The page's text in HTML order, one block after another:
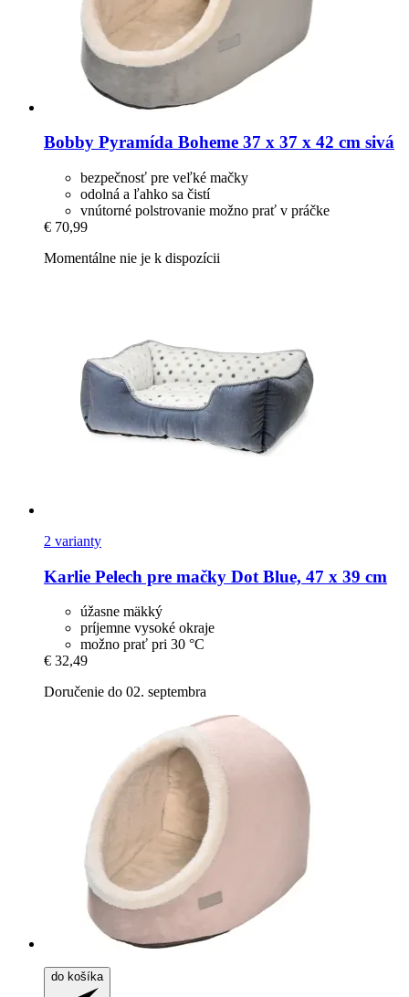
Bobby Pyramída Boheme 37 x 37 x 42 cm sivá
bezpečnosť pre veľké mačky
odolná a ľahko sa čistí
vnútorné polstrovanie možno prať v práčke
€ 70,99
Momentálne nie je k dispozícii
2 varianty
Karlie Pelech pre mačky Dot Blue, 47 x 39 cm
úžasne mäkký
príjemne vysoké okraje
možno prať pri 30 °C
€ 32,49
Doručenie do 02. septembra
do košíka